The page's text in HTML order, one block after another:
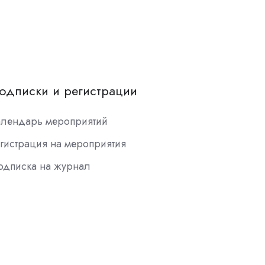
и регистрации
мероприятий
на мероприятия
на журнал